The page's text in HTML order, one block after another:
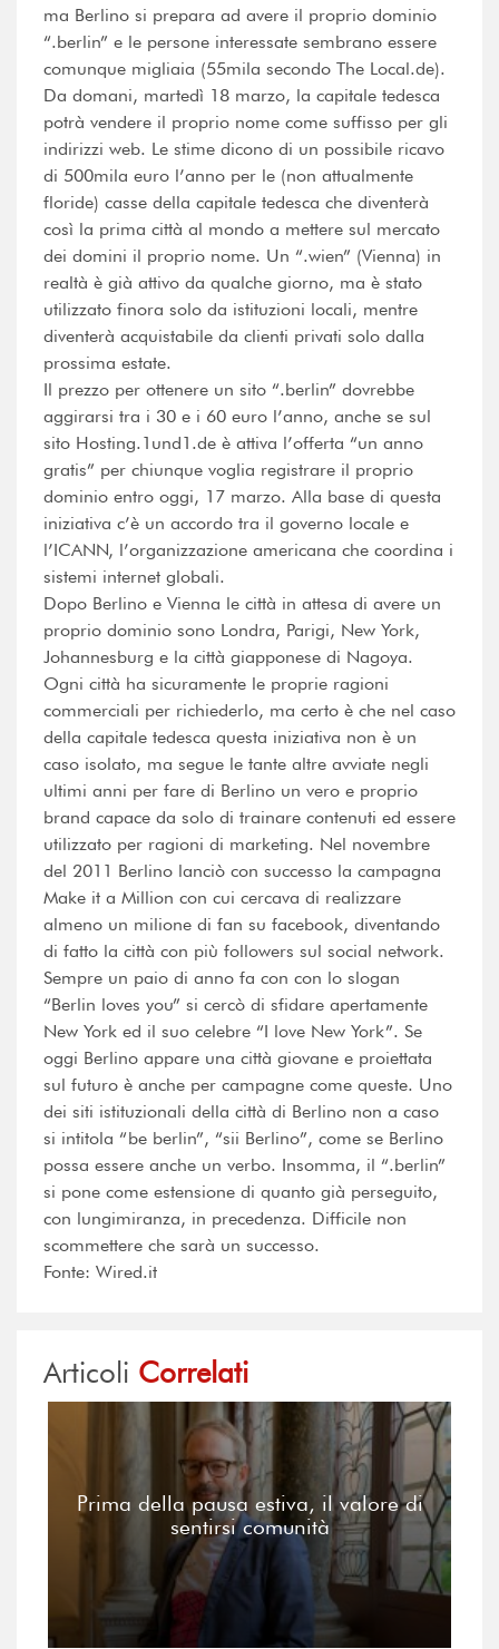
ma Berlino si prepara ad avere il proprio dominio
“.berlin” e le persone interessate sembrano essere
comunque migliaia (55mila secondo The Local.de).
Da domani, martedì 18 marzo, la capitale tedesca
potrà vendere il proprio nome come suffisso per gli
indirizzi web. Le stime dicono di un possibile ricavo
di 500mila euro l’anno per le (non attualmente
floride) casse della capitale tedesca che diventerà
così la prima città al mondo a mettere sul mercato
dei domini il proprio nome. Un “.wien” (Vienna) in
realtà è già attivo da qualche giorno, ma è stato
utilizzato finora solo da istituzioni locali, mentre
diventerà acquistabile da clienti privati solo dalla
prossima estate.
Il prezzo per ottenere un sito “.berlin” dovrebbe
aggirarsi tra i 30 e i 60 euro l’anno, anche se sul
sito Hosting.1und1.de è attiva l’offerta “un anno
gratis” per chiunque voglia registrare il proprio
dominio entro oggi, 17 marzo. Alla base di questa
iniziativa c’è un accordo tra il governo locale e
l’ICANN, l’organizzazione americana che coordina i
sistemi internet globali.
Dopo Berlino e Vienna le città in attesa di avere un
proprio dominio sono Londra, Parigi, New York,
Johannesburg e la città giapponese di Nagoya.
Ogni città ha sicuramente le proprie ragioni
commerciali per richiederlo, ma certo è che nel caso
della capitale tedesca questa iniziativa non è un
caso isolato, ma segue le tante altre avviate negli
ultimi anni per fare di Berlino un vero e proprio
brand capace da solo di trainare contenuti ed essere
utilizzato per ragioni di marketing. Nel novembre
del 2011 Berlino lanciò con successo la campagna
Make it a Million con cui cercava di realizzare
almeno un milione di fan su facebook, diventando
di fatto la città con più followers sul social network.
Sempre un paio di anno fa con con lo slogan
“Berlin loves you” si cercò di sfidare apertamente
New York ed il suo celebre “I love New York”. Se
oggi Berlino appare una città giovane e proiettata
sul futuro è anche per campagne come queste. Uno
dei siti istituzionali della città di Berlino non a caso
si intitola “be berlin”, “sii Berlino”, come se Berlino
possa essere anche un verbo. Insomma, il “.berlin”
si pone come estensione di quanto già perseguito,
con lungimiranza, in precedenza. Difficile non
scommettere che sarà un successo.
Fonte: Wired.it
Articoli Correlati
Prima della pausa estiva, il valore di
sentirsi comunità